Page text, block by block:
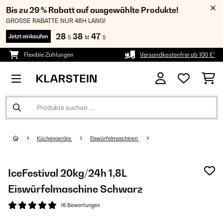
Bis zu 29 % Rabatt auf ausgewählte Produkte!
GROSSE RABATTE NUR 48H LANG!
Jetzt einkaufen 28 S 38 M 47 S
Flexible Zahlungen Versandkostenfrei ab 100 €*
Küchengeräte Eiswürfelmaschinen
IceFestival 20kg/24h 1,8L
Eiswürfelmaschine Schwarz
16 Bewertungen